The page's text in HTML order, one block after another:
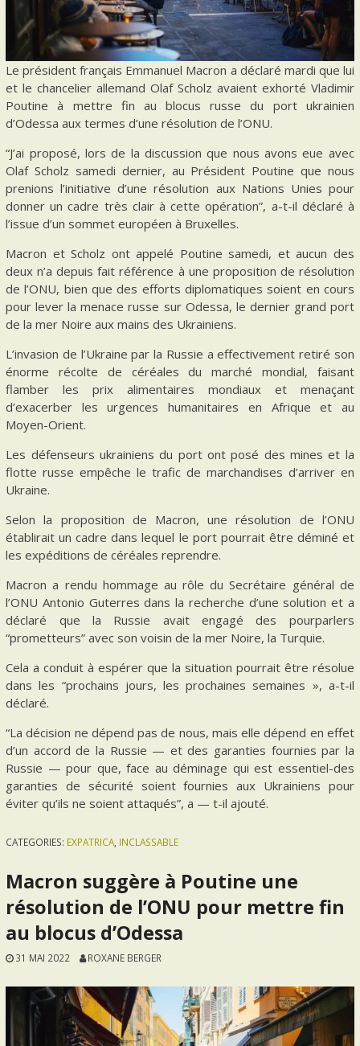
Le président français Emmanuel Macron a déclaré mardi que lui
et le chancelier allemand Olaf Scholz avaient exhorté Vladimir
Poutine à mettre fin au blocus russe du port ukrainien
d’Odessa aux termes d’une résolution de l’ONU.
“J’ai proposé, lors de la discussion que nous avons eue avec
Olaf Scholz samedi dernier, au Président Poutine que nous
prenions l’initiative d’une résolution aux Nations Unies pour
donner un cadre très clair à cette opération”, a-t-il déclaré à
l’issue d’un sommet européen à Bruxelles.
Macron et Scholz ont appelé Poutine samedi, et aucun des
deux n’a depuis fait référence à une proposition de résolution
de l’ONU, bien que des efforts diplomatiques soient en cours
pour lever la menace russe sur Odessa, le dernier grand port
de la mer Noire aux mains des Ukrainiens.
L’invasion de l’Ukraine par la Russie a effectivement retiré son
énorme récolte de céréales du marché mondial, faisant
flamber les prix alimentaires mondiaux et menaçant
d’exacerber les urgences humanitaires en Afrique et au
Moyen-Orient.
Les défenseurs ukrainiens du port ont posé des mines et la
flotte russe empêche le trafic de marchandises d’arriver en
Ukraine.
Selon la proposition de Macron, une résolution de l’ONU
établirait un cadre dans lequel le port pourrait être déminé et
les expéditions de céréales reprendre.
Macron a rendu hommage au rôle du Secrétaire général de
l’ONU Antonio Guterres dans la recherche d’une solution et a
déclaré que la Russie avait engagé des pourparlers
“prometteurs” avec son voisin de la mer Noire, la Turquie.
Cela a conduit à espérer que la situation pourrait être résolue
dans les “prochains jours, les prochaines semaines », a-t-il
déclaré.
“La décision ne dépend pas de nous, mais elle dépend en effet
d’un accord de la Russie — et des garanties fournies par la
Russie — pour que, face au déminage qui est essentiel-des
garanties de sécurité soient fournies aux Ukrainiens pour
éviter qu’ils ne soient attaqués”, a — t-il ajouté.
CATEGORIES: EXPATRICA INCLASSABLE
Macron suggère à Poutine une
résolution de l’ONU pour mettre fin
au blocus d’Odessa
31 MAI 2022 ROXANE BERGER